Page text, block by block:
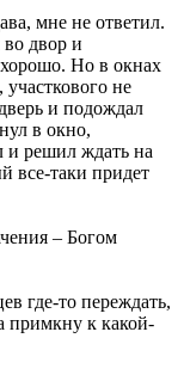
мне не ответил.
двор и
Но в окнах
не
и подождал
в окно,
и решил ждать на
все-таки придет
– Богом
где-то переждать,
примкну к какой-